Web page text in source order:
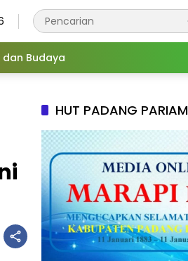
dan Budaya
HUT PADANG